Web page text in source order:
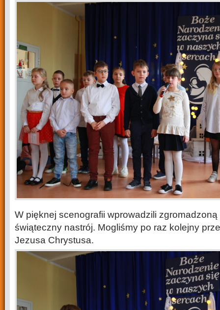
W pięknej scenografii wprowadzili
świąteczny nastrój. Mogliśmy po raz kolejny
Jezusa Chrystusa.